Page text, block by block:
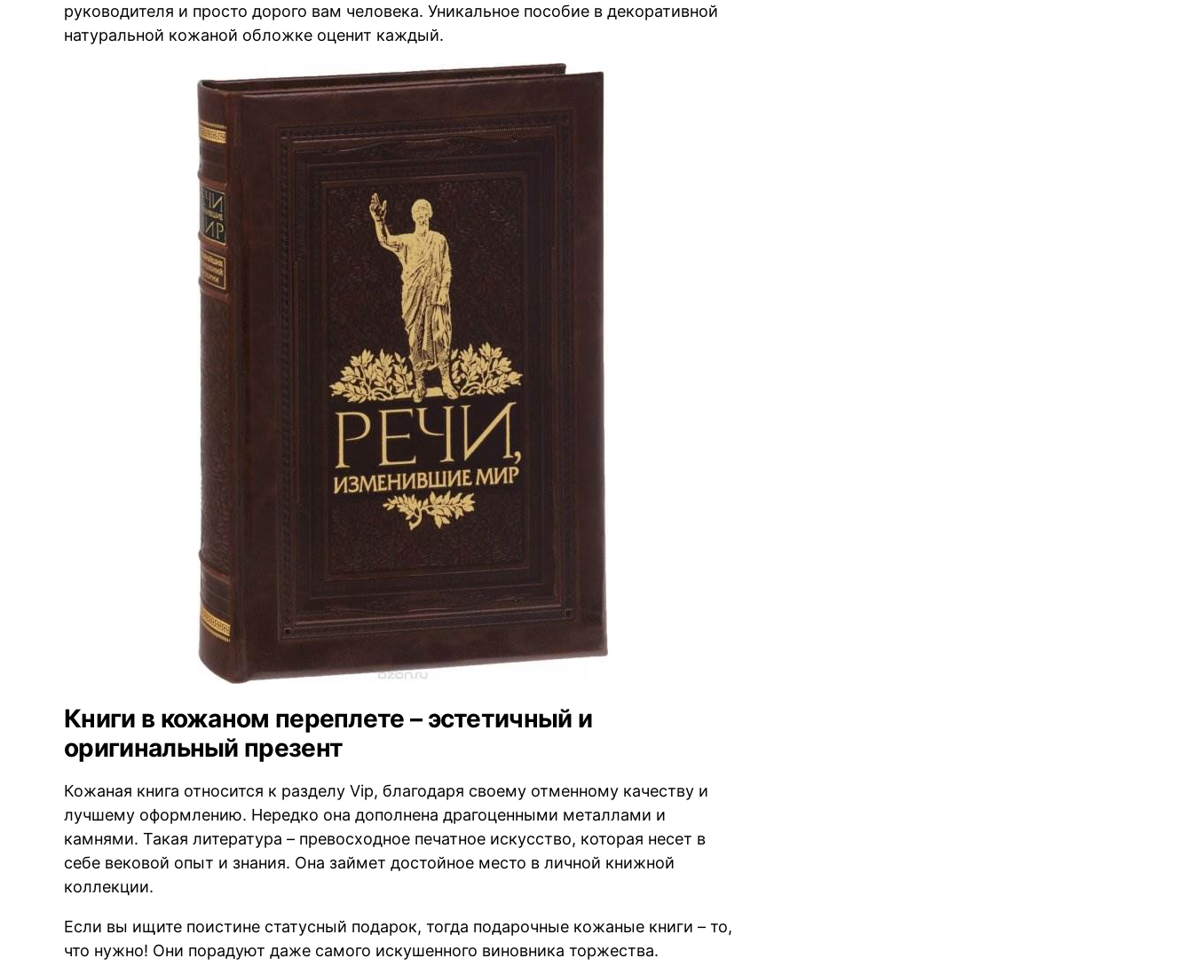
руководителя и просто дорого вам человека. Уникальное пособие в декоративной
натуральной кожаной обложке оценит каждый.
Книги в кожаном переплете – эстетичный и
оригинальный презент
Кожаная книга относится к разделу Vip, благодаря своему отменному качеству и
лучшему оформлению. Нередко она дополнена драгоценными металлами и
камнями. Такая литература – превосходное печатное искусство, которая несет в
себе вековой опыт и знания. Она займет достойное место в личной книжной
коллекции.
Если вы ищите поистине статусный подарок, тогда подарочные кожаные книги – то,
что нужно! Они порадуют даже самого искушенного виновника торжества.